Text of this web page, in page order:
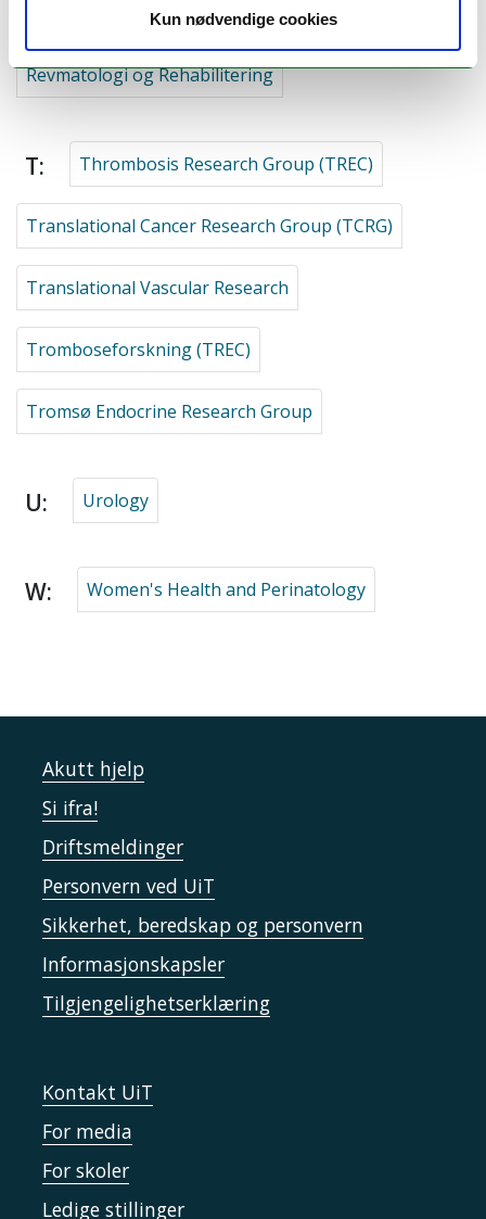
Kun nødvendige cookies
Research Group for Child and Adolescents Health
Revmatologi og Rehabilitering
T: Thrombosis Research Group (TREC)
Translational Cancer Research Group (TCRG)
Translational Vascular Research
Tromboseforskning (TREC)
Tromsø Endocrine Research Group
U: Urology
W: Women's Health and Perinatology
Akutt hjelp
Si ifra!
Driftsmeldinger
Personvern ved UiT
Sikkerhet, beredskap og personvern
Informasjonskapsler
Tilgjengelighetserklæring
Kontakt UiT
For media
For skoler
Ledige stillinger